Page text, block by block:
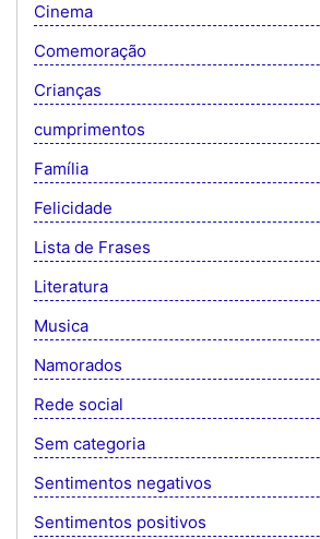
Cinema
Comemoração
Crianças
cumprimentos
Família
Felicidade
Lista de Frases
Literatura
Musica
Namorados
Rede social
Sem categoria
Sentimentos negativos
Sentimentos positivos